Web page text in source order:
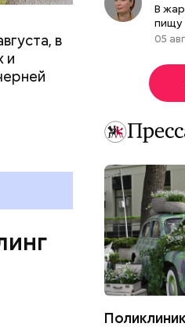
в
и
у
В
пищу
05